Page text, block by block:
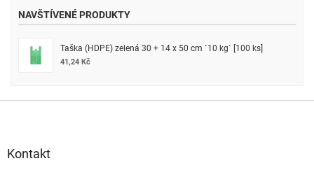
NAVŠTÍVENÉ PRODUKTY
Taška (HDPE) zelená 30 + 14 x 50 cm `10 kg` [100 ks]
41,24 Kč
Kontakt